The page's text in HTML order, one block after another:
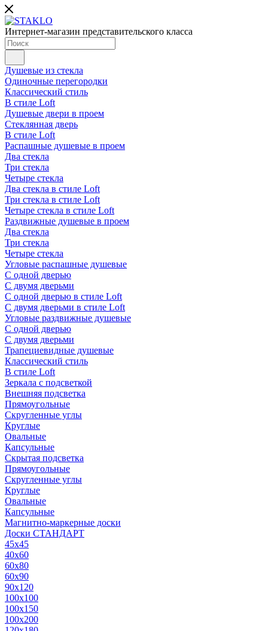
Интернет-магазин представительского класса
Душевые из стекла
Одиночные перегородки
Классический стиль
В стиле Loft
Душевые двери в проем
Стеклянная дверь
В стиле Loft
Распашные душевые в проем
Два стекла
Три стекла
Четыре стекла
Два стекла в стиле Loft
Три стекла в стиле Loft
Четыре стекла в стиле Loft
Раздвижные душевые в проем
Два стекла
Три стекла
Четыре стекла
Угловые распашные душевые
С одной дверью
С двумя дверьми
С одной дверью в стиле Loft
С двумя дверьми в стиле Loft
Угловые раздвижные душевые
С одной дверью
С двумя дверьми
Трапециевидные душевые
Классический стиль
В стиле Loft
Зеркала с подсветкой
Внешняя подсветка
Прямоугольные
Скругленные углы
Круглые
Овальные
Капсульные
Скрытая подсветка
Прямоугольные
Скругленные углы
Круглые
Овальные
Капсульные
Магнитно-маркерные доски
Доски СТАНДАРТ
45x45
40x60
60x80
60x90
90x120
100x100
100x150
100x200